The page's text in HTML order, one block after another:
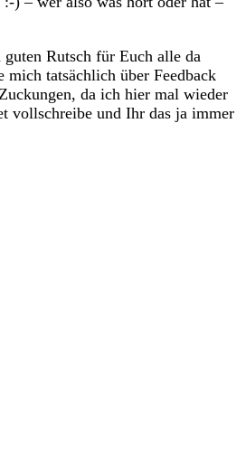
Rutsch für Euch alle da
mich tatsächlich über Feedback
da ich hier mal wieder
vollschreibe und Ihr das ja immer